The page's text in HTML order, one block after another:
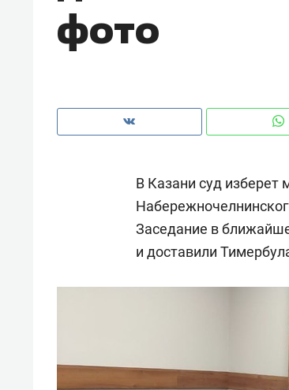
фото
В Казани суд изберет
Заседание в
и доставили
Рекомендуем